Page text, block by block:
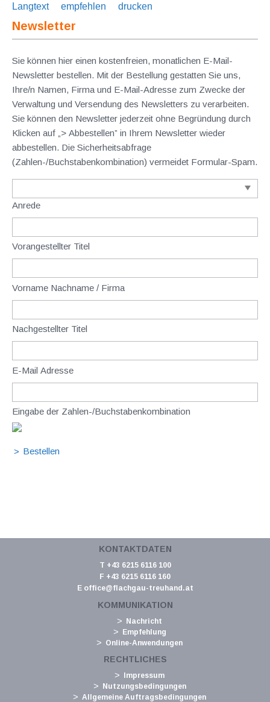
Langtext
empfehlen drucken
Newsletter
Sie können hier einen kostenfreien, monatlichen E-Mail-
Newsletter bestellen. Mit der Bestellung gestatten Sie uns,
Ihre/n Namen, Firma und E-Mail-Adresse zum Zwecke der
Verwaltung und Versendung des Newsletters zu verarbeiten.
Sie können den Newsletter jederzeit ohne Begründung durch
Klicken auf „> Abbestellen” in Ihrem Newsletter wieder
abbestellen. Die Sicherheitsabfrage
(Zahlen-/Buchstabenkombination) vermeidet Formular-Spam.
Anrede
Vorangestellter Titel
Vorname Nachname / Firma
Nachgestellter Titel
E-Mail Adresse
Eingabe der Zahlen-/Buchstabenkombination
KONTAKTDATEN
T +43 6215 6116 100
F +43 6215 6116 160
E office@flachgau-treuhand.at
KOMMUNIKATION
Nachricht
Empfehlung
Online-Anwendungen
RECHTLICHES
Impressum
Nutzungsbedingungen
Allgemeine Auftragsbedingungen